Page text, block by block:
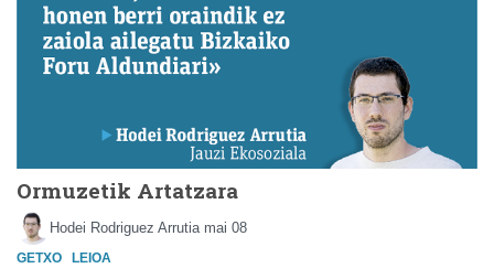
Ormuzetik Artatzara
Hodei Rodriguez Arrutia mai 08
GETXO LEIOA